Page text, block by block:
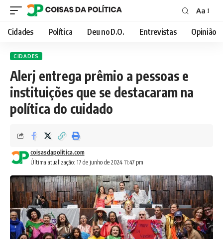
Font
Resizer
Aa
Cidades Política Deu no D.O. Entrevistas Opinião
CIDADES
Alerj entrega prêmio a pessoas e
instituições que se destacaram na
política do cuidado
Última atualização: 17 de junho de 2024 11:47 pm
coisasdapolitica.com